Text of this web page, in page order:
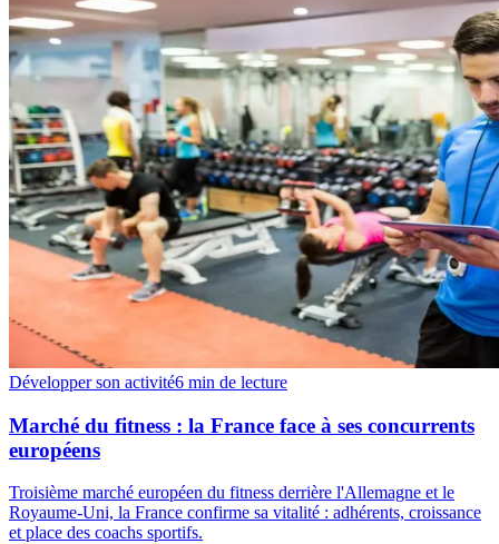
Développer son activité6 min de lecture
Marché du fitness : la France face à ses concurrents
européens
Troisième marché européen du fitness derrière l'Allemagne et le
Royaume-Uni, la France confirme sa vitalité : adhérents, croissance
et place des coachs sportifs.